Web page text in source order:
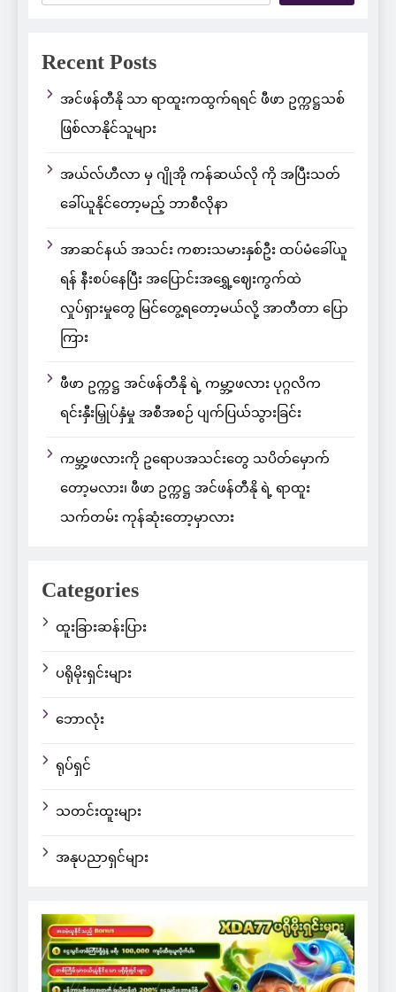
Recent Posts
အင်ဖန်တီနို သာ ရာထူးကထွက်ရရင် ဖီဖာ ဥက္ကဋ္ဌသစ်
ဖြစ်လာနိုင်သူများ
အယ်လ်ဟီလာ မှ ဂျိုအို ကန်ဆယ်လို ကို အပြီးသတ်
ခေါ်ယူနိုင်တော့မည့် ဘာစီလိုနာ
အာဆင်နယ် အသင်း ကစားသမားနှစ်ဦး ထပ်မံခေါ်ယူ
ရန် နီးစပ်နေပြီး အပြောင်းအရွှေ့ဈေးကွက်ထဲ
လှုပ်ရှားမှုတွေ မြင်တွေ့ရတော့မယ်လို့ အာတီတာ ပြော
ကြား
ဖီဖာ ဥက္ကဋ္ဌ အင်ဖန်တီနို ရဲ့ ကမ္ဘာ့ဖလား ပုဂ္ဂလိက
ရင်းနှီးမြှုပ်နှံမှု အစီအစဉ် ပျက်ပြယ်သွားခြင်း
ကမ္ဘာ့ဖလားကို ဥရောပအသင်းတွေ သပိတ်မှောက်
တော့မလား၊ ဖီဖာ ဥက္ကဋ္ဌ အင်ဖန်တီနို ရဲ့ ရာထူး
သက်တမ်း ကုန်ဆုံးတော့မှာလား
Categories
ထူးခြားဆန်းပြား
ပရိုမိုးရှင်းများ
ဘောလုံး
ရုပ်ရှင်
သတင်းထူးများ
အနုပညာရှင်များ